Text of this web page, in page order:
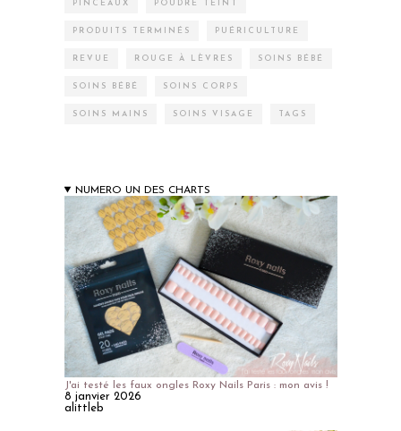
PINCEAUX POUDRE TEINT
PRODUITS TERMINÉS PUÉRICULTURE
REVUE ROUGE À LÈVRES SOINS BÉBÉ
SOINS BÉBÉ SOINS CORPS
SOINS MAINS SOINS VISAGE TAGS
NUMERO UN DES CHARTS
J'ai testé les faux ongles Roxy Nails Paris : mon avis !
8 janvier 2026
alittleb